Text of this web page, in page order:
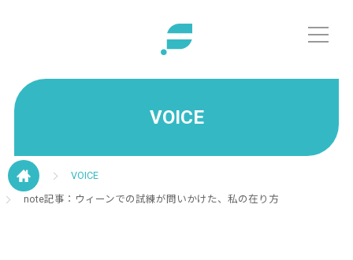
VOICE
VOICE
note記事：ウィーンでの試練が問いかけた、私の在り方